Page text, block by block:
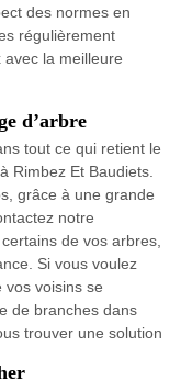
des normes en
régulièrement
la meilleure
d’arbre
tout ce qui retient le
Rimbez Et Baudiets.
grâce à une grande
notre
de vos arbres,
Si vous voulez
vos voisins se
de branches dans
trouver une solution